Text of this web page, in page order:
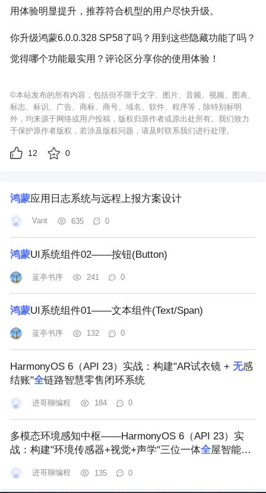
用体验明显提升，推荐符合机型的用户尽快升级。
你升级鸿蒙6.0.0.328 SP58了吗？用到这些隐藏功能了吗？
觉得哪个功能最实用？评论区分享你的使用体验！
©本站发布的所有内容，包括但不限于文字、图片、音频、视频、图表、
标志、标识、广告、商标、商号、域名、软件、程序等，除特别标明
外，均来源于网络或用户投稿，版权归原作者或原出处所有。我们致力
于保护原作者版权，若涉及版权问题，请及时联系我们进行处理。
12 0
鸿蒙应用日志系统与远程上报方案设计
Vant 635 0
鸿蒙UI系统组件02——按钮(Button)
蓝亭书序 241 0
鸿蒙UI系统组件01——文本组件(Text/Span)
蓝亭书序 132 0
HarmonyOS 6（API 23）实战：构建"AR试衣镜 + 无感
结账"全链路智慧零售闭环系统
进哥聊编程 184 0
多模态环境感知中枢——HarmonyOS 6（API 23）实
战：构建"环境传感器+视觉+声学"三位一体全屋智能感
进哥聊编程 135 0